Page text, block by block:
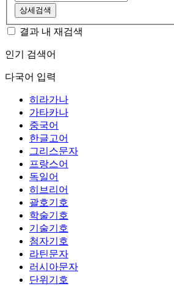
상세검색
결과 내 재검색
인기 검색어
다국어 입력
히라가나
가타카나
중국어
한글고어
그리스문자
프랑스어
독일어
히브리어
괄호기호
학술기호
기술기호
첨자기호
라틴문자
러시아문자
단위기호